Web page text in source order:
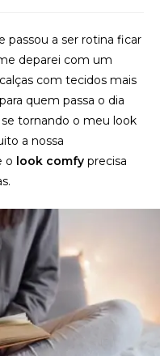
passou a ser rotina ficar
deparei com um
com tecidos mais
quem passa o dia
tornando o meu look
a nossa
o look comfy precisa